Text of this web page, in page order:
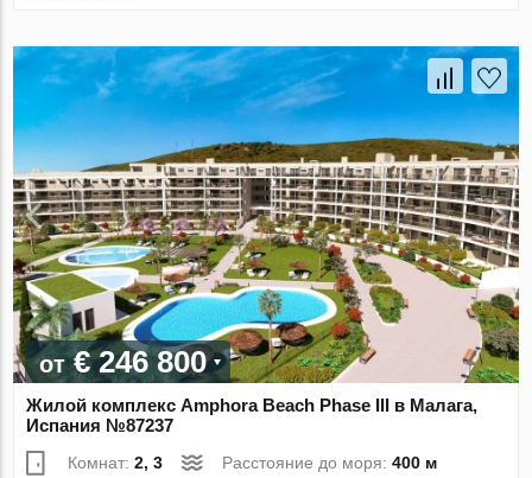
от€ 246 800
Жилой комплекс ​​​​​​​Amphora Beach Phase III в Малага,
Испания №87237
Комнат:2, 3 Расстояние до моря:400 м